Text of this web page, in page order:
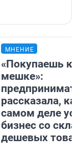
МНЕНИЕ
«Покупаешь
мешке»:
рассказала,
самом деле
бизнес со
дешевых